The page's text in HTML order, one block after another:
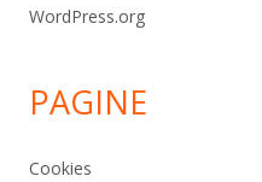
WordPress.org
PAGINE
Cookies